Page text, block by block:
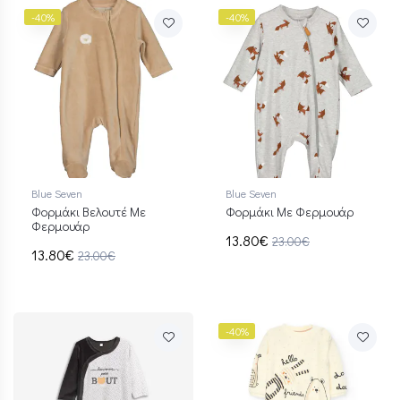
-40%
Blue Seven
Φορμάκι Βελουτέ Με
Φερμουάρ
13.80€ 23.00€
-40%
Blue Seven
Φορμάκι Με Φερμουάρ
13.80€ 23.00€
-40%